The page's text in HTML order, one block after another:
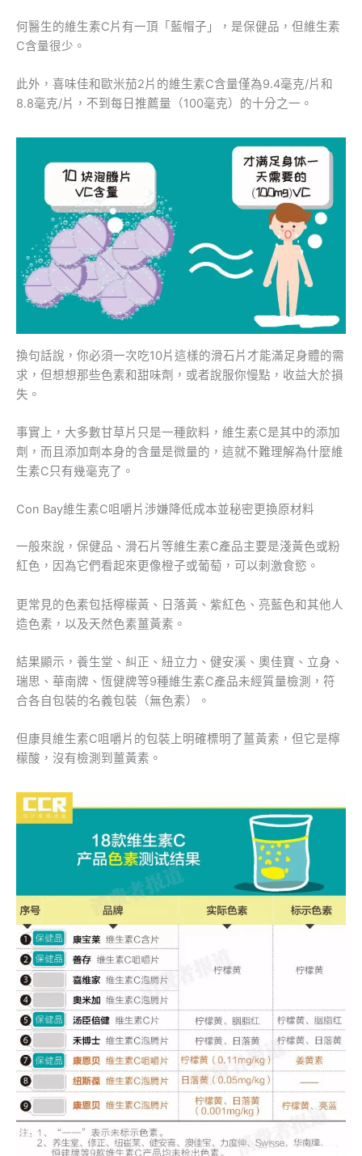
何醫生的維生素C片有一頂「藍帽子」，是保健品，但維生素
C含量很少。
此外，喜味佳和歐米茄2片的維生素C含量僅為9.4毫克/片和
8.8毫克/片，不到每日推薦量（100毫克）的十分之一。
換句話說，你必須一次吃10片這樣的滑石片才能滿足身體的需
求，但想想那些色素和甜味劑，或者說服你慢點，收益大於損
失。
事實上，大多數甘草片只是一種飲料，維生素C是其中的添加
劑，而且添加劑本身的含量是微量的，這就不難理解為什麼維
生素C只有幾毫克了。
Con Bay維生素C咀嚼片涉嫌降低成本並秘密更換原材料
一般來說，保健品、滑石片等維生素C產品主要是淺黃色或粉
紅色，因為它們看起來更像橙子或葡萄，可以刺激食慾。
更常見的色素包括檸檬黃、日落黃、紫紅色、亮藍色和其他人
造色素，以及天然色素薑黃素。
結果顯示，養生堂、糾正、紐立力、健安溪、奧佳寶、立身、
瑞思、華南牌、恆健牌等9種維生素C產品未經質量檢測，符
合各自包裝的名義包裝（無色素）。
但康貝維生素C咀嚼片的包裝上明確標明了薑黃素，但它是檸
檬酸，沒有檢測到薑黃素。